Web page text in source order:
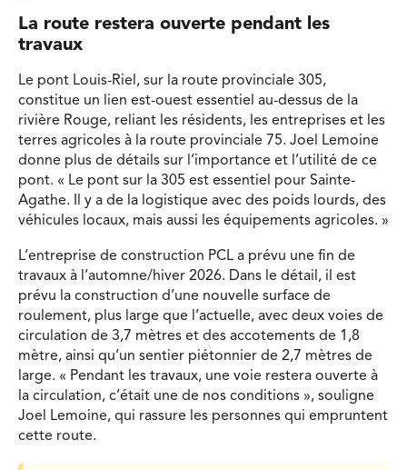
La route restera ouverte pendant les
travaux
Le pont Louis-Riel, sur la route provinciale 305,
constitue un lien est-ouest essentiel au-dessus de la
rivière Rouge, reliant les résidents, les entreprises et les
terres agricoles à la route provinciale 75. Joel Lemoine
donne plus de détails sur l’importance et l’utilité de ce
pont. « Le pont sur la 305 est essentiel pour Sainte-
Agathe. Il y a de la logistique avec des poids lourds, des
véhicules locaux, mais aussi les équipements agricoles. »
L’entreprise de construction PCL a prévu une fin de
travaux à l’automne/hiver 2026. Dans le détail, il est
prévu la construction d’une nouvelle surface de
roulement, plus large que l’actuelle, avec deux voies de
circulation de 3,7 mètres et des accotements de 1,8
mètre, ainsi qu’un sentier piétonnier de 2,7 mètres de
large. « Pendant les travaux, une voie restera ouverte à
la circulation, c’était une de nos conditions », souligne
Joel Lemoine, qui rassure les personnes qui empruntent
cette route.